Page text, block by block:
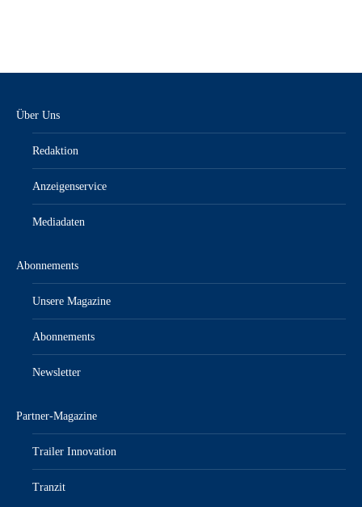
Über Uns
Redaktion
Anzeigenservice
Mediadaten
Abonnements
Unsere Magazine
Abonnements
Newsletter
Partner-Magazine
Trailer Innovation
Tranzit